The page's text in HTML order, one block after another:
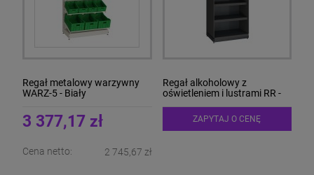
Regał metalowy warzywny
WARZ-5 - Biały
3 377,17 zł
Cena netto: 2 745,67 zł
Regał alkoholowy z
oświetleniem i lustrami RR -
ZAPYTAJ O CENĘ